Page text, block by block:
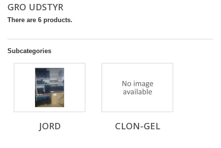
GRO UDSTYR
There are 6 products.
Subcategories
JORD CLON-GEL